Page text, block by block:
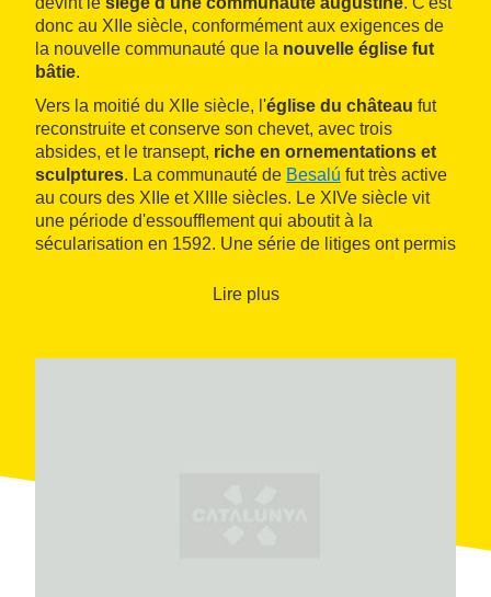
donc au XIIe siècle, conformément aux exigences de
la nouvelle communauté que la nouvelle église fut
bâtie.
Vers la moitié du XIIe siècle, l'église du château fut
reconstruite et conserve son chevet, avec trois
absides, et le transept, riche en ornementations et
sculptures. La communauté de Besalú fut très active
au cours des XIIe et XIIIe siècles. Le XIVe siècle vit
une période d'essoufflement qui aboutit à la
sécularisation en 1592. Une série de litiges ont permis
, mais sans beaucoup de
Lire plus